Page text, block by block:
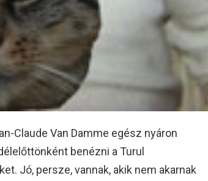
Claude Van Damme egész nyáron
benézni a Turul
Jó, persze, vannak, akik nem akarnak